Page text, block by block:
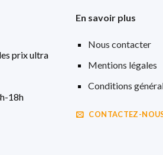
prix ultra
18h
En savoir plus
Nous contacter
Mentions légales
Conditions
CONTACTEZ-